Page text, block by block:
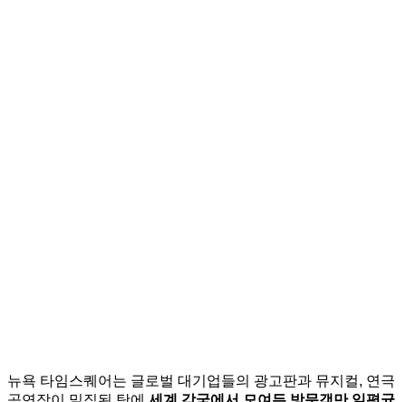
뉴욕 타임스퀘어는 글로벌 대기업들의 광고판과 뮤지컬, 연극